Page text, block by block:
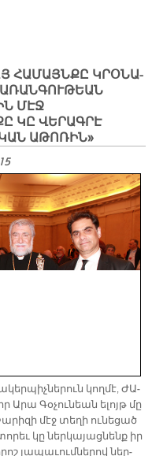
ՀԱՄԱՅՆՔԸ ԿՐՕՆԱ-
ՄԷՋ
ԿԸ ՎԵՐԱԳՐԷ
ԱԹՈՌԻՆ»
կող­մէ, ԺԱ­
Գօ­չու­նեան ե­լոյթ մը
մէջ տե­ղի ու­նե­ցած
կը ներ­կա­յաց­նենք իր
յա­պա­ւում­նե­րով ներ­